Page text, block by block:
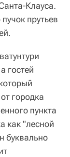
Клауса.
прутьев
гостей
городка
пункта
как "лесной
буквально